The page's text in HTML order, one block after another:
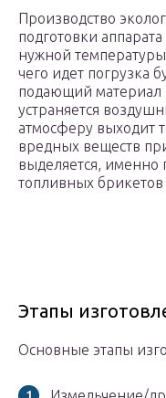
Производство
подготовки
нужной
чего идет погрузка
подающий материал
устраняется
атмосферу выходит
вредных веществ
выделяется, именно
топливных
Этапы
Основные этапы